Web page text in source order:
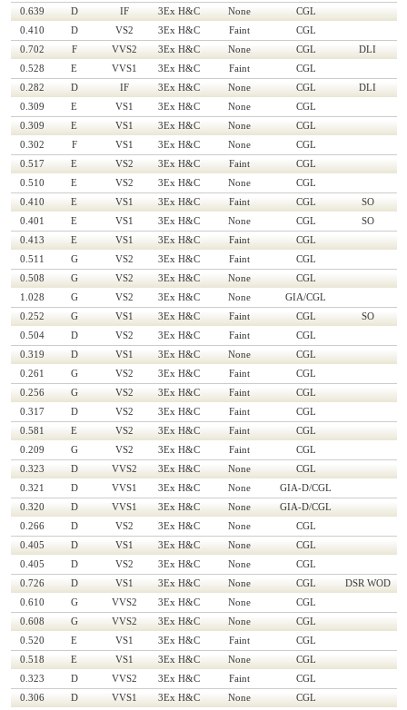
0.639
D IF 3Ex H&C None
CGL
0.410
D VS2 3Ex H&C Faint
CGL
0.702
F VVS2 3Ex H&C None CGL
DLI
0.528
E VVS1 3Ex H&C Faint
CGL
0.282
D IF 3Ex H&C None CGL
DLI
0.309
E VS1 3Ex H&C None
CGL
0.309
E VS1 3Ex H&C None
CGL
0.302
F VS1 3Ex H&C None
CGL
0.517
E VS2 3Ex H&C Faint
CGL
0.510
E VS2 3Ex H&C None
CGL
0.410
E VS1 3Ex H&C Faint CGL
SO
0.401
E VS1 3Ex H&C None CGL
SO
0.413
E VS1 3Ex H&C Faint
CGL
0.511
G VS2 3Ex H&C Faint
CGL
0.508
G VS2 3Ex H&C None
CGL
1.028
G VS2 3Ex H&C None
GIA/CGL
0.252
G VS1 3Ex H&C Faint CGL
SO
0.504
D VS2 3Ex H&C Faint
CGL
0.319
D VS1 3Ex H&C None
CGL
0.261
G VS2 3Ex H&C Faint
CGL
0.256
G VS2 3Ex H&C Faint
CGL
0.317
D VS2 3Ex H&C Faint
CGL
0.581
E VS2 3Ex H&C Faint
CGL
0.209
G VS2 3Ex H&C Faint
CGL
0.323
D VVS2 3Ex H&C None
CGL
0.321
D VVS1 3Ex H&C None
GIA-D/CGL
0.320
D VVS1 3Ex H&C None
GIA-D/CGL
0.266
D VS2 3Ex H&C None
CGL
0.405
D VS1 3Ex H&C None
CGL
0.405
D VS2 3Ex H&C None
CGL
0.726
D VS1 3Ex H&C None CGL
DSR WOD
0.610
G VVS2 3Ex H&C None
CGL
0.608
G VVS2 3Ex H&C None
CGL
0.520
E VS1 3Ex H&C Faint
CGL
0.518
E VS1 3Ex H&C None
CGL
0.323
D VVS2 3Ex H&C Faint
CGL
0.306
D VVS1 3Ex H&C None CGL